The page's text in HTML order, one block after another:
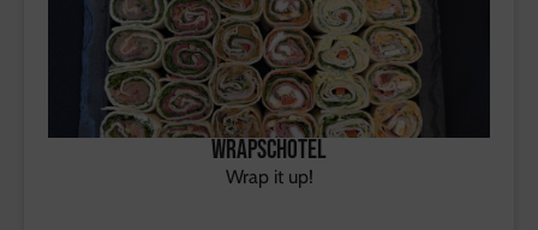
Wrapschotel
Wrap it up!